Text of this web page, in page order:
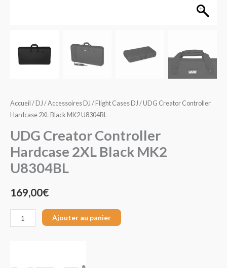
Accueil / DJ /Accessoires DJ / Flight Cases DJ / UDG Creator Controller
Hardcase 2XL Black MK2 U8304BL
UDG Creator Controller
Hardcase 2XL Black MK2
U8304BL
169,00€
Ajouter au panier